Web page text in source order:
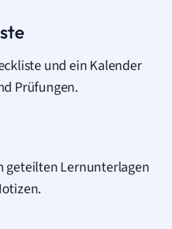
und ein Kalender
Prüfungen.
geteilten Lernunterlagen